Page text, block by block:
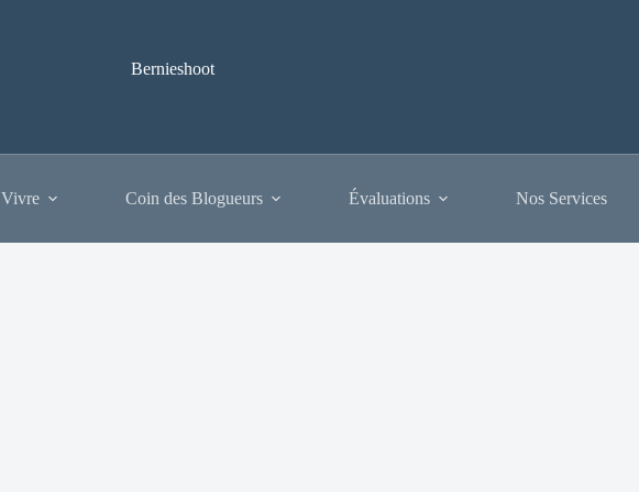
Bernieshoot
Coin des Blogueurs Évaluations Nos Services